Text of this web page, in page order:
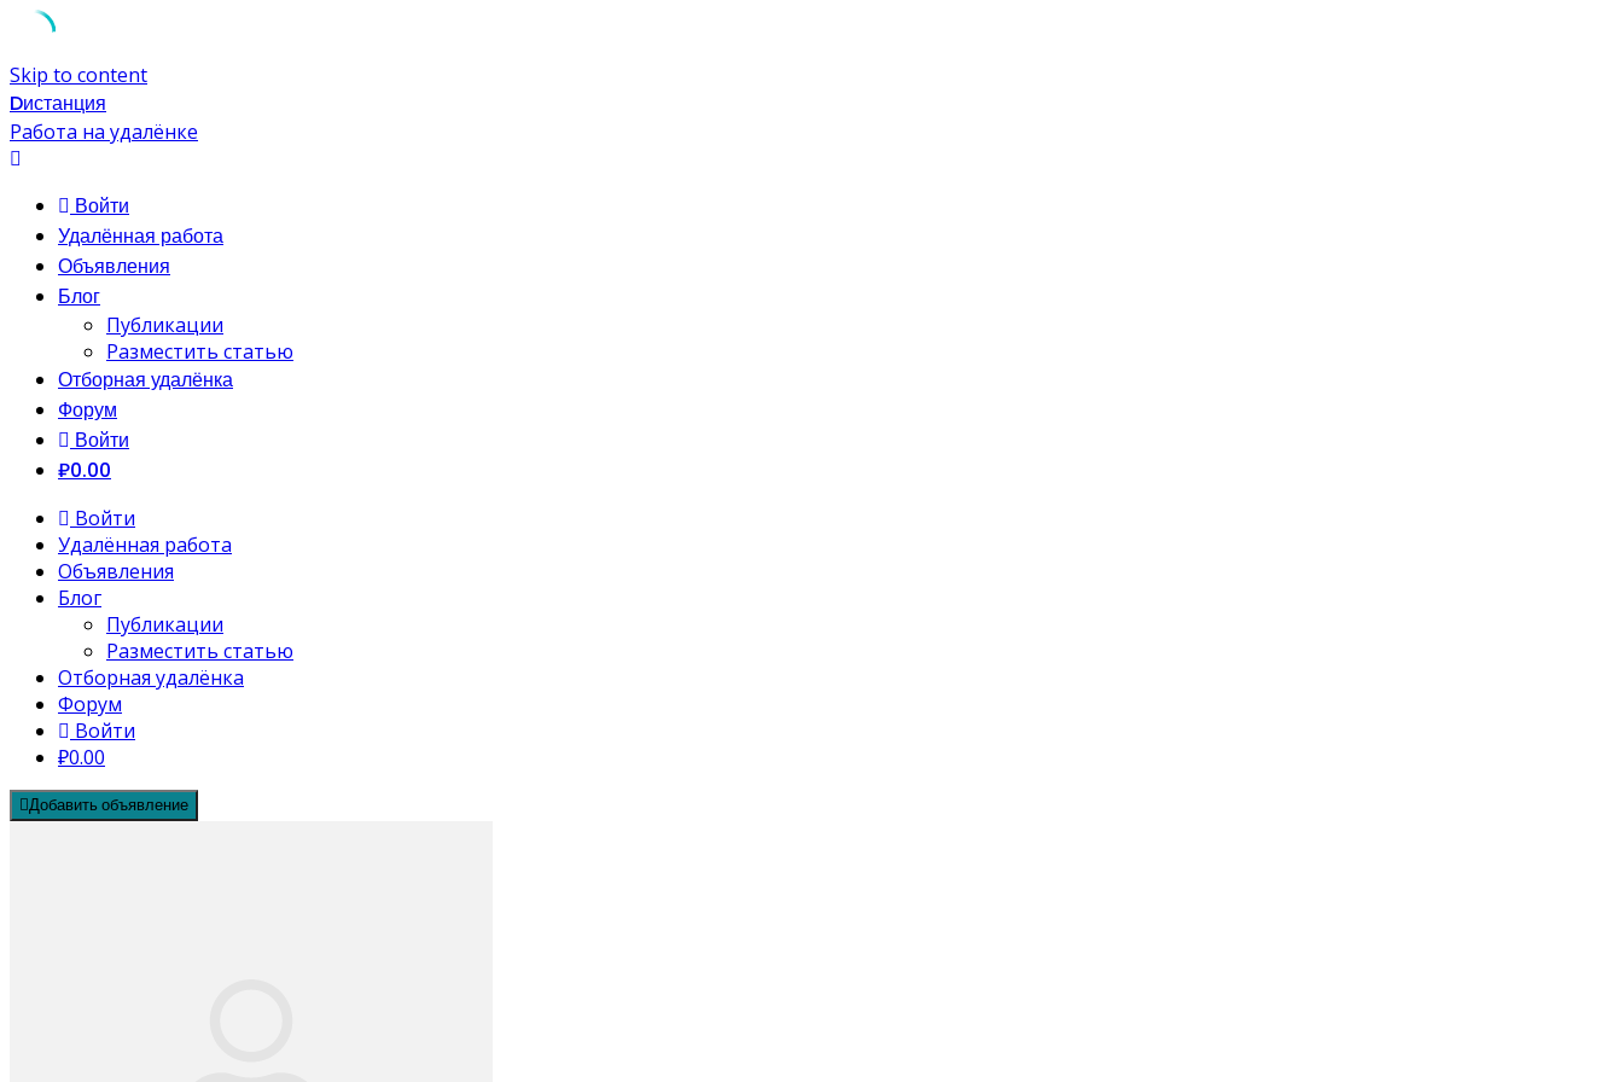
Skip to content
Dистанция
Работа на удалёнке
Войти
Удалённая работа
Объявления
Блог
Публикации
Разместить статью
Отборная удалёнка
Форум
Войти
₽0.00
Войти
Удалённая работа
Объявления
Блог
Публикации
Разместить статью
Отборная удалёнка
Форум
Войти
₽0.00
Добавить объявление